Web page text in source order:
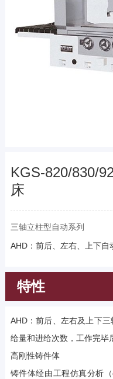
KGS-820/830/
床
三轴立柱型自动系列
AHD：前后、左右、上下自
特性
AHD：前后、左右及上下
给量和进给次数，工作完毕
高刚性铸件体
铸件体经由工程仿真分析